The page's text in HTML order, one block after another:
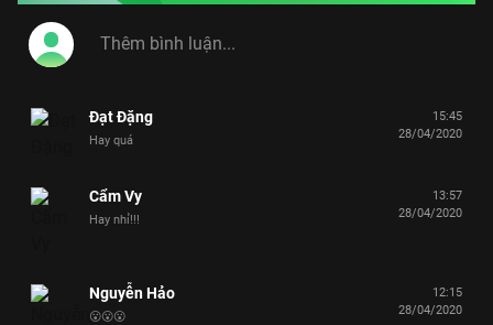
Đạt Đặng
Hay quá
15:45
28/04/2020
Cẩm Vy
Hay nhỉ!!!
13:57
28/04/2020
Nguyễn Hảo
😮😮😮
12:15
28/04/2020